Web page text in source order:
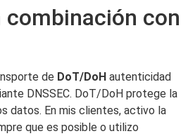
combinación con
de DoT/DoH autenticidad
DNSSEC. DoT/DoH protege la
datos. En mis clientes, activo la
que es posible o utilizo